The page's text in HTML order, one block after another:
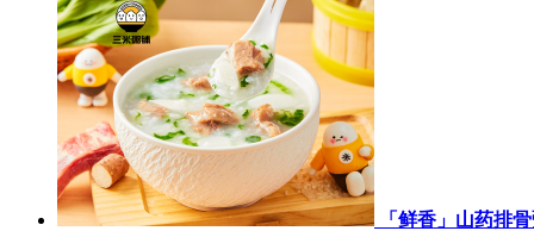
「鲜香」山药排